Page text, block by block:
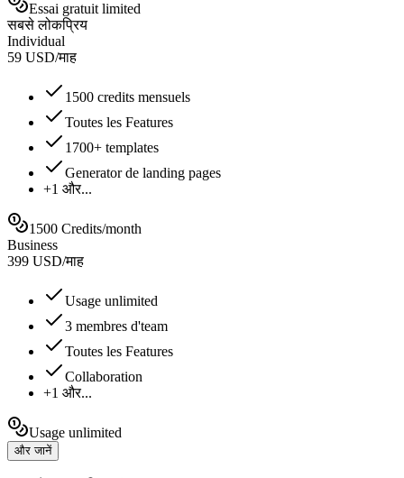
Essai gratuit limited
सबसे लोकप्रिय
Individual
59 USD/माह
1500 credits mensuels
Toutes les Features
1700+ templates
Generator de landing pages
+1 और...
1500 Credits/month
Business
399 USD/माह
Usage unlimited
3 membres d'team
Toutes les Features
Collaboration
+1 और...
Usage unlimited
और जानें